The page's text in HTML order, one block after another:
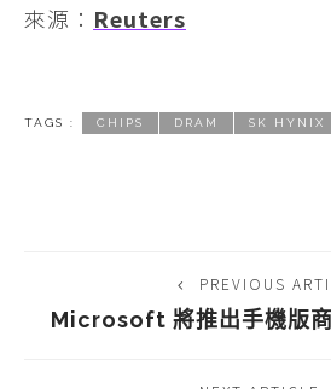
來源： Reuters
TAGS : CHIPS DRAM SK HYNIX
PREVIOUS
Microsoft 將推出手機版